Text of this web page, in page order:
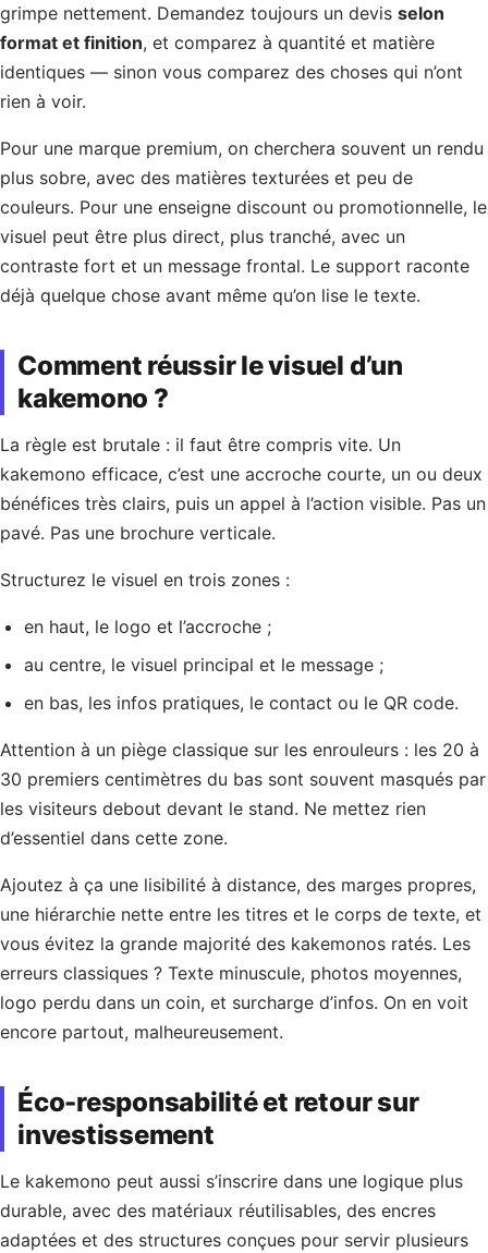
grimpe nettement. Demandez toujours un devis selon
format et finition, et comparez à quantité et matière
identiques — sinon vous comparez des choses qui n’ont
rien à voir.
Pour une marque premium, on cherchera souvent un rendu
plus sobre, avec des matières texturées et peu de
couleurs. Pour une enseigne discount ou promotionnelle, le
visuel peut être plus direct, plus tranché, avec un
contraste fort et un message frontal. Le support raconte
déjà quelque chose avant même qu’on lise le texte.
Comment réussir le visuel d’un
kakemono ?
La règle est brutale : il faut être compris vite. Un
kakemono efficace, c’est une accroche courte, un ou deux
bénéfices très clairs, puis un appel à l’action visible. Pas un
pavé. Pas une brochure verticale.
Structurez le visuel en trois zones :
en haut, le logo et l’accroche ;
au centre, le visuel principal et le message ;
en bas, les infos pratiques, le contact ou le QR code.
Attention à un piège classique sur les enrouleurs : les 20 à
30 premiers centimètres du bas sont souvent masqués par
les visiteurs debout devant le stand. Ne mettez rien
d’essentiel dans cette zone.
Ajoutez à ça une lisibilité à distance, des marges propres,
une hiérarchie nette entre les titres et le corps de texte, et
vous évitez la grande majorité des kakemonos ratés. Les
erreurs classiques ? Texte minuscule, photos moyennes,
logo perdu dans un coin, et surcharge d’infos. On en voit
encore partout, malheureusement.
Éco-responsabilité et retour sur
investissement
Le kakemono peut aussi s’inscrire dans une logique plus
durable, avec des matériaux réutilisables, des encres
adaptées et des structures conçues pour servir plusieurs